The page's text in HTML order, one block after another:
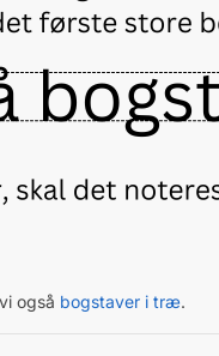
også bogstaver i træ.